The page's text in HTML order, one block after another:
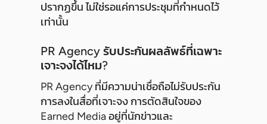
ปรากฏขึ้น ไม่ใช่รอแค่การประชุมที่กำหนดไว้
เท่านั้น
PR Agency รับประกันผลลัพธ์ที่เฉพาะ
เจาะจงได้ไหม?
PR Agency ที่มีความน่าเชื่อถือไม่รับประกัน
การลงในสื่อที่เจาะจง การตัดสินใจของ
Earned Media อยู่ที่นักข่าวและ